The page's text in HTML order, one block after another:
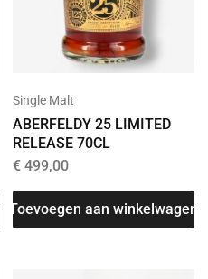
Single Malt
ABERFELDY 25 LIMITED
RELEASE 70CL
€499,00
Toevoegen aan winkelwagen